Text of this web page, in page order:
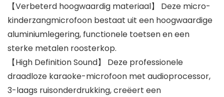
【Verbeterd hoogwaardig materiaal】 Deze micro-
kinderzangmicrofoon bestaat uit een hoogwaardige
aluminiumlegering, functionele toetsen en een
sterke metalen roosterkop.
【High Definition Sound】 Deze professionele
draadloze karaoke-microfoon met audioprocessor,
3-laags ruisonderdrukking, creëert een